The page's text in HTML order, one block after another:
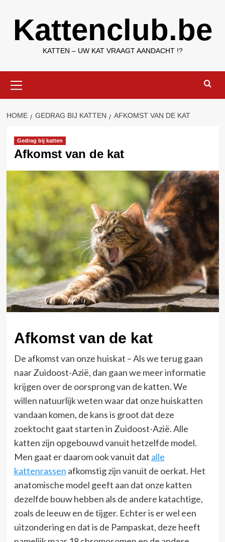
inhoudKattenclub.be
KATTEN – UW KAT VRAAGT AANDACHT !?
menu
HOME GEDRAG BIJ KATTEN AFKOMST VAN DE KAT
Gedrag bij katten
Afkomst van de kat
Afkomst van de kat
De afkomst van onze huiskat – Als we terug gaan
naar Zuidoost-Azië, dan gaan we meer informatie
krijgen over de oorsprong van de katten. We
willen natuurlijk weten waar dat onze huiskatten
vandaan komen, de kans is groot dat deze
zoektocht gaat starten in Zuidoost-Azië. Alle
katten zijn opgebouwd vanuit hetzelfde model.
Men gaat er daarom ook vanuit dat alle
kattenrassen afkomstig zijn vanuit de oerkat. Het
anatomische model geeft aan dat onze katten
dezelfde bouw hebben als de andere katachtige,
zoals de leeuw en de tijger. Echter is er wel een
uitzondering en dat is de Pampaskat, deze heeft